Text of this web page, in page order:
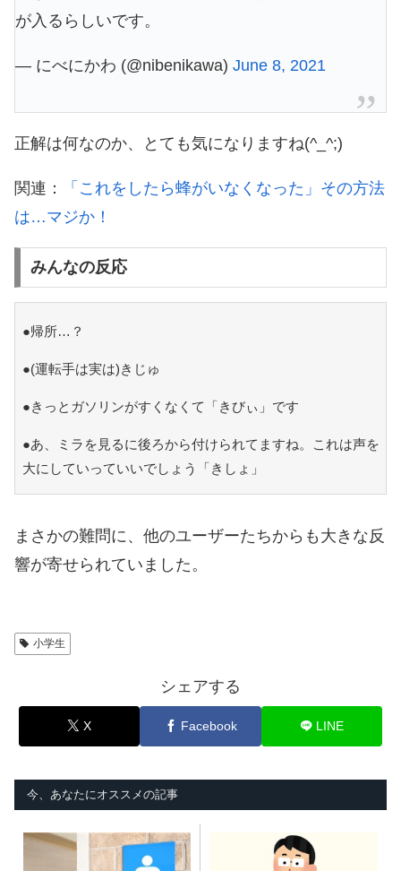
が入るらしいです。
— にべにかわ (@nibenikawa) June 8, 2021
正解は何なのか、とても気になりますね(^_^;)
関連：
「これをしたら蜂がいなくなった」その方法
は…マジか！
みんなの反応
●帰所…？
●(運転手は実は)きじゅ
●きっとガソリンがすくなくて「きびぃ」です
●あ、ミラを見るに後ろから付けられてますね。これは声を
大にしていっていいでしょう「きしょ」
まさかの難問に、他のユーザーたちからも大きな反
響が寄せられていました。
小学生
シェアする
X Facebook LINE
今、あなたにオススメの記事